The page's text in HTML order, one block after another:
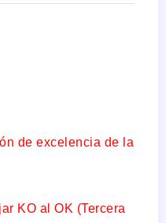
de excelencia de la
KO al OK (Tercera